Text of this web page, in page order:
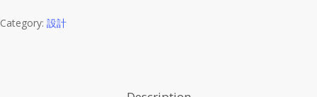
Category: 設計